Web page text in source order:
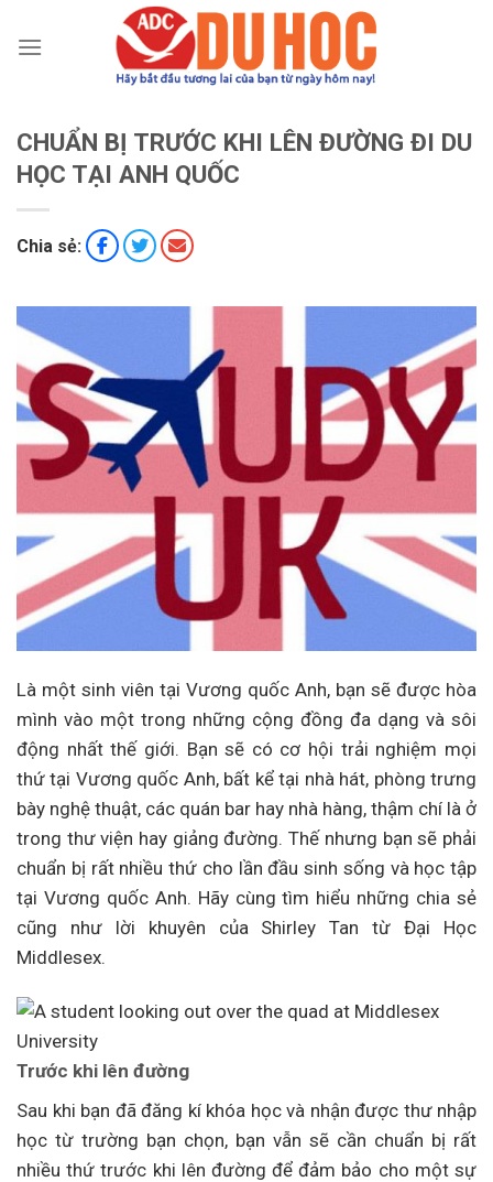
đến
CHUẨN BỊ TRƯỚC KHI LÊN ĐƯỜNG ĐI DU
HỌC TẠI ANH QUỐC
Chia sẻ:
Là một sinh viên tại Vương quốc Anh, bạn sẽ được hòa
mình vào một trong những cộng đồng đa dạng và sôi
động nhất thế giới. Bạn sẽ có cơ hội trải nghiệm mọi
thứ tại Vương quốc Anh, bất kể tại nhà hát, phòng trưng
bày nghệ thuật, các quán bar hay nhà hàng, thậm chí là ở
trong thư viện hay giảng đường. Thế nhưng bạn sẽ phải
chuẩn bị rất nhiều thứ cho lần đầu sinh sống và học tập
tại Vương quốc Anh. Hãy cùng tìm hiểu những chia sẻ
cũng như lời khuyên của Shirley Tan từ Đại Học
Middlesex.
Trước khi lên đường
Sau khi bạn đã đăng kí khóa học và nhận được thư nhập
học từ trường bạn chọn, bạn vẫn sẽ cần chuẩn bị rất
nhiều thứ trước khi lên đường để đảm bảo cho một sự